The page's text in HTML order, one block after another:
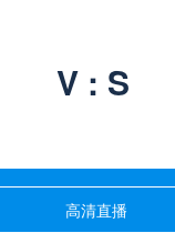
V : S
高清直播